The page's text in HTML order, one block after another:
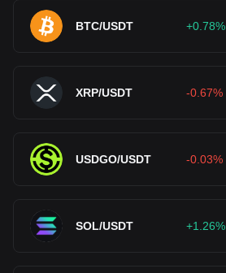
BTC/USDT +0.78%
XRP/USDT -0.67%
USDGO/USDT -0.03%
SOL/USDT +1.26%